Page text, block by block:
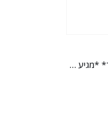
מיילר 10 אינ"ץ *לאוויר בלבד* *מגיע בחבילה 10 יח'*